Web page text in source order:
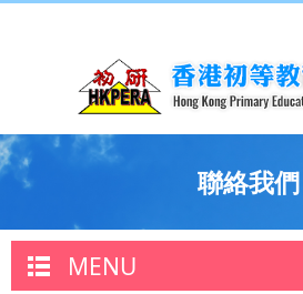
聯絡我們
MENU